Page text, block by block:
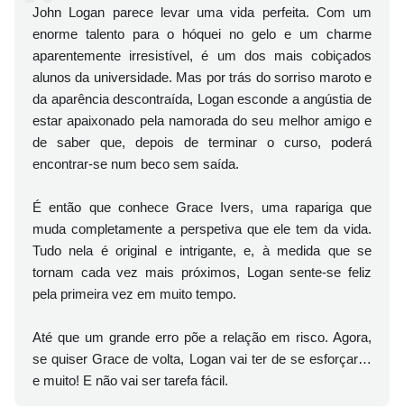
John Logan parece levar uma vida perfeita. Com um
enorme talento para o hóquei no gelo e um charme
aparentemente irresistível, é um dos mais cobiçados
alunos da universidade. Mas por trás do sorriso maroto e
da aparência descontraída, Logan esconde a angústia de
estar apaixonado pela namorada do seu melhor amigo e
de saber que, depois de terminar o curso, poderá
encontrar-se num beco sem saída.
É então que conhece Grace Ivers, uma rapariga que
muda completamente a perspetiva que ele tem da vida.
Tudo nela é original e intrigante, e, à medida que se
tornam cada vez mais próximos, Logan sente-se feliz
pela primeira vez em muito tempo.
Até que um grande erro põe a relação em risco. Agora,
se quiser Grace de volta, Logan vai ter de se esforçar…
e muito! E não vai ser tarefa fácil.